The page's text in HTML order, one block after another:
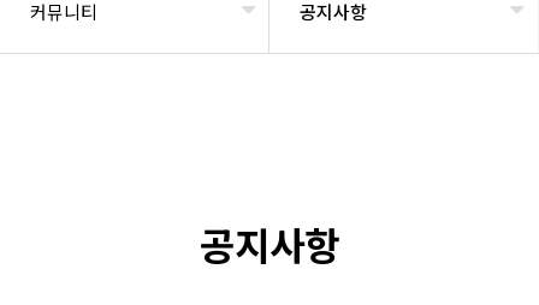
커뮤니티 공지사항
공지사항